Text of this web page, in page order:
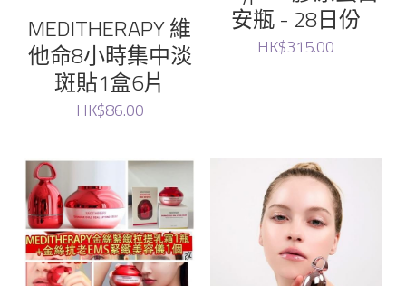
MEDITHERAPY 維
他命8小時集中淡
斑貼1盒6片
HK$86.00
安瓶 - 28日份
HK$315.00